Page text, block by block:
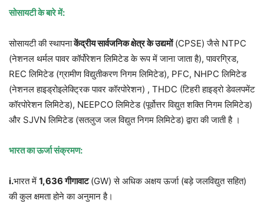
सोसायटी के बारे में:
सोसायटी की स्थापनाकेंद्रीय सार्वजनिक क्षेत्र के उद्यमों(CPSE) जैसे NTPC
(नेशनल थर्मल पावर कॉर्पोरेशन लिमिटेड के रूप में जाना जाता है), पावरग्रिड,
REC लिमिटेड (ग्रामीण विद्युतीकरण निगम लिमिटेड), PFC, NHPC लिमिटेड
(नेशनल हाइड्रोइलेक्ट्रिक पावर कॉरपोरेशन) , THDC (टिहरी हाइड्रो डेवलपमेंट
कॉरपोरेशन लिमिटेड), NEEPCO लिमिटेड (पूर्वोत्तर विद्युत शक्ति निगम लिमिटेड)
और SJVN लिमिटेड (सतलुज जल विद्युत निगम लिमिटेड) द्वारा की जाती है ।
भारत का ऊर्जा संक्रमण:
i.भारत में 1,636 गीगावाट(GW) से अधिक अक्षय ऊर्जा (बड़े जलविद्युत सहित)
की कुल क्षमता होने का अनुमान है।